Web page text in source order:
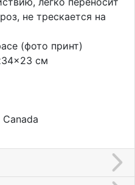
не трескается на
(фото принт)
см